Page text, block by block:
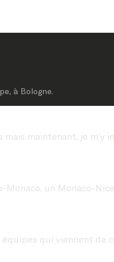
à Bologne.
maintenant, je m’y
un Monaco-
qui viennent de